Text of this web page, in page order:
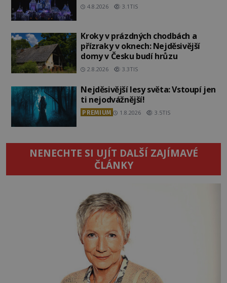
4.8.2026 3.1TIS
Kroky v prázdných chodbách a
přízraky v oknech: Nejděsivější
domy v Česku budí hrůzu
2.8.2026 3.3TIS
Nejděsivější lesy světa: Vstoupí jen
ti nejodvážnější!
PREMIUM 1.8.2026 3.5TIS
NENECHTE SI UJÍT DALŠÍ ZAJÍMAVÉ
ČLÁNKY